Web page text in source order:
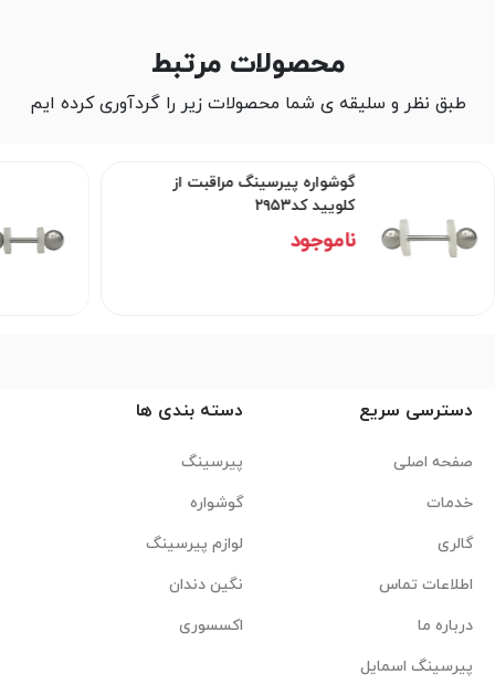
محصولات مرتبط
طبق نظر و سلیقه ی شما محصولات زیر را گردآوری کرده ایم
گوشواره پیرسینگ مراقبت از
کلویید کد۲۹۵۳
ناموجود
دسترسی سریع
صفحه اصلی
خدمات
گالری
اطلاعات تماس
درباره ما
پیرسینگ اسمایل
دسته بندی ها
پیرسینگ
گوشواره
لوازم پیرسینگ
نگین دندان
اکسسوری